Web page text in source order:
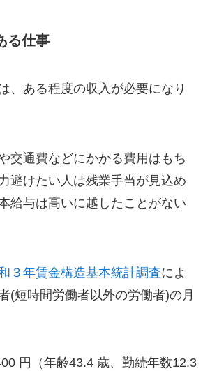
る仕事
、ある程度の収入が必要になり
交通費などにかかる費用はもち
避けたい人は残業手当が見込め
給与は高いに越したことがない
３年賃金構造基本統計調査によ
(短時間労働者以外の労働者)の月
円（年齢43.4 歳、勤続年数12.3